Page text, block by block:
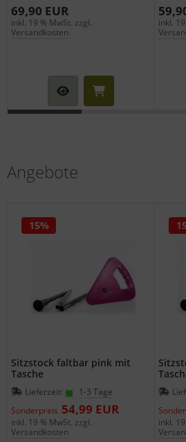
69,90 EUR
inkl. 19 % MwSt. zzgl.
Versandkosten
inkl.
Angebote
Sitzstock faltbar pink mit
Tasche
Lieferzeit:
1-3 Tage
Sonderpreis 54,99 EUR
15%
inkl. 19 % MwSt. zzgl.
Versandkosten
inkl.